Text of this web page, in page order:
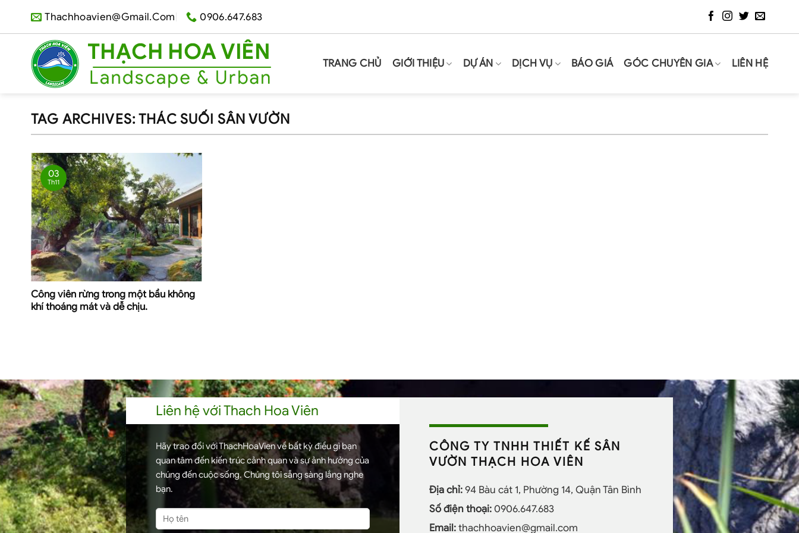
content
Thachhoavien@gmail.com 0906.647.683
TRANG CHỦ GIỚI THIỆU DỰ ÁN DỊCH VỤ BÁO GIÁ GÓC CHUYÊN GIA LIÊN HỆ
TAG ARCHIVES:THÁC SUỐI SÂN VƯỜN
Công viên rừng trong một bầu không
khí thoáng mát và dễ chịu.
03
Th11
Liên hệ với Thach Hoa Viên
Hãy trao đổi với ThachHoaVien về bất kỳ điều gì bạn
quan tâm đến kiến trúc cảnh quan và sự ảnh hưởng của
chúng đến cuộc sống. Chúng tôi sẵng sàng lắng nghe
bạn.
CÔNG TY TNHH THIẾT KẾ SÂN
VƯỜN THẠCH HOA VIÊN
Địa chỉ:94 Bàu cát 1, Phường 14, Quận Tân Bình
Số điện thoại:0906.647.683
Email:thachhoavien@gmail.com